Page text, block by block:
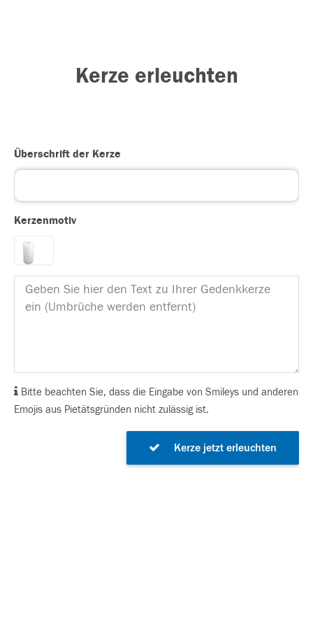
Kerze erleuchten
Überschrift der Kerze
Kerzenmotiv
Bitte beachten Sie, dass die Eingabe von Smileys und anderen
Emojis aus Pietätsgründen nicht zulässig ist.
Kerze jetzt erleuchten